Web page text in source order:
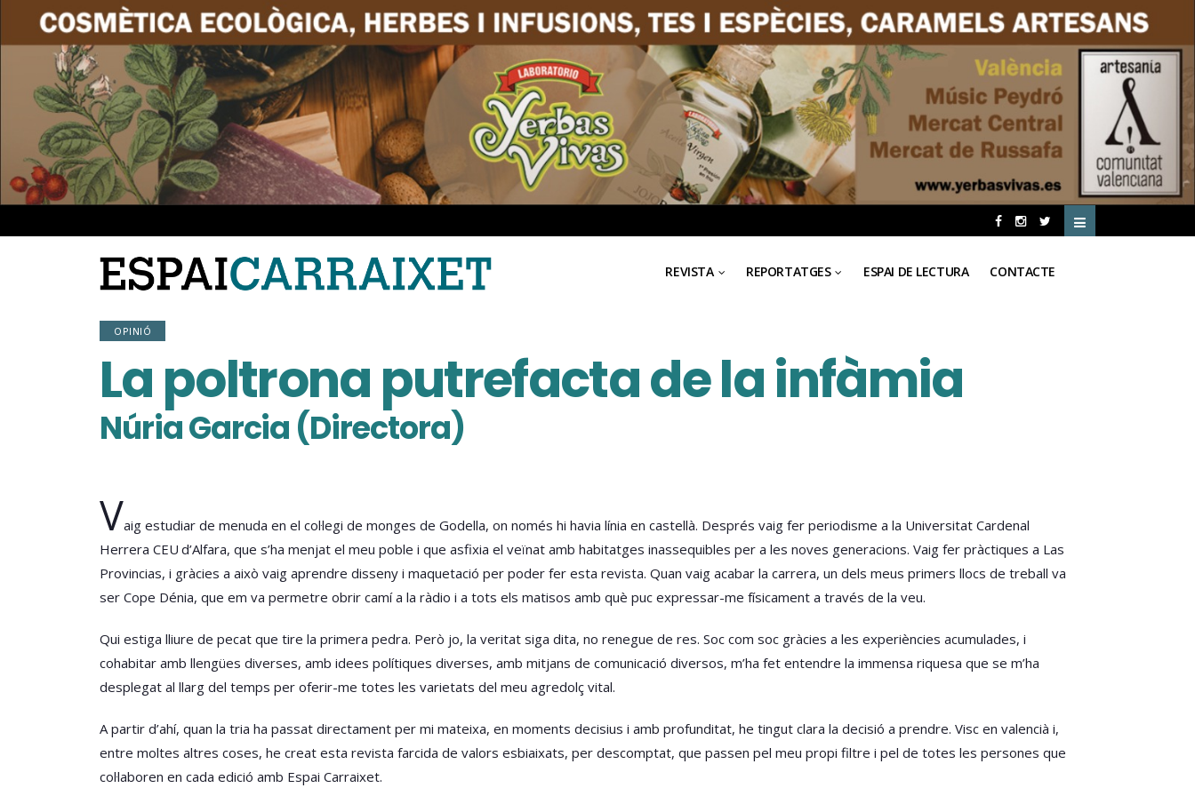
REVISTA REPORTATGES ESPAI DE LECTURA CONTACTE
OPINIÓ
La poltrona putrefacta de la infàmia
Núria Garcia (Directora)
Vaig estudiar de menuda en el col·legi de monges de Godella, on només hi havia línia en castellà. Després vaig fer periodisme a la Universitat Cardenal
Herrera CEU d’Alfara, que s’ha menjat el meu poble i que asfixia el veïnat amb habitatges inassequibles per a les noves generacions. Vaig fer pràctiques a Las
Provincias, i gràcies a això vaig aprendre disseny i maquetació per poder fer esta revista. Quan vaig acabar la carrera, un dels meus primers llocs de treball va
ser Cope Dénia, que em va permetre obrir camí a la ràdio i a tots els matisos amb què puc expressar-me físicament a través de la veu.
Qui estiga lliure de pecat que tire la primera pedra. Però jo, la veritat siga dita, no renegue de res. Soc com soc gràcies a les experiències acumulades, i
cohabitar amb llengües diverses, amb idees polítiques diverses, amb mitjans de comunicació diversos, m’ha fet entendre la immensa riquesa que se m’ha
desplegat al llarg del temps per oferir-me totes les varietats del meu agredolç vital.
A partir d’ahí, quan la tria ha passat directament per mi mateixa, en moments decisius i amb profunditat, he tingut clara la decisió a prendre. Visc en valencià i,
entre moltes altres coses, he creat esta revista farcida de valors esbiaixats, per descomptat, que passen pel meu propi filtre i pel de totes les persones que
col·laboren en cada edició amb Espai Carraixet.